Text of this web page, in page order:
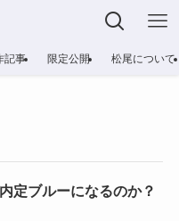
記事 限定公開 松尾について
定ブルーになるのか？